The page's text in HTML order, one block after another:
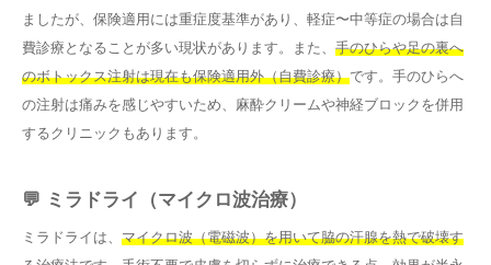
ましたが、保険適用には重症度基準があり、軽症〜中等症の場合は自
費診療となることが多い現状があります。また、 手のひらや足の裏へ
のボトックス注射は現在も保険適用外（自費診療）です。手のひらへ
の注射は痛みを感じやすいため、麻酔クリームや神経ブロックを併用
するクリニックもあります。
💬 ミラドライ（マイクロ波治療）
ミラドライは、 マイクロ波（電磁波）を用いて脇の汗腺を熱で破壊す